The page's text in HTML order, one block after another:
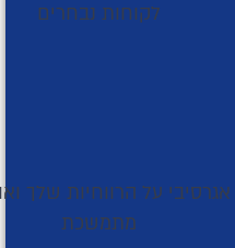
לקוחות נבחרים
על הרווחיות שלך
מתמשכת